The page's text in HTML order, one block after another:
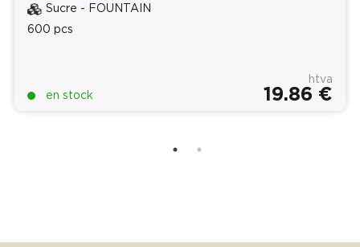
Sucre - FOUNTAIN
600 pcs
en stock
htva
19.86 €